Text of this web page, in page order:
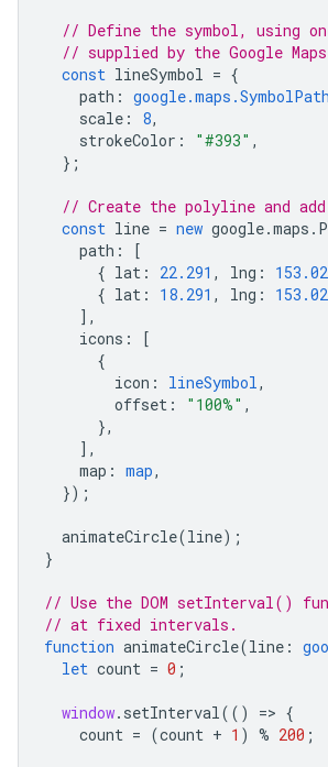
// Define the symbol, using
// supplied by the Google
const lineSymbol = {
path :
scale : 8,
strokeColor : "#393" ,
};
// Create the polyline and
const line = new google.maps .
path :
[
{ lat : 22.291 , lng :
{ lat : 18.291 , lng :
],
icons :
[
{
icon : lineSymbol,
offset : "100%" ,
},
],
map : map,
});
animateCircle(line);
}
// Use the DOM setInterval()
// at fixed intervals.
function animateCircle(line :
let count = 0 ;
window. setInterval(() => {
count = (count + 1 ) % 200 ;